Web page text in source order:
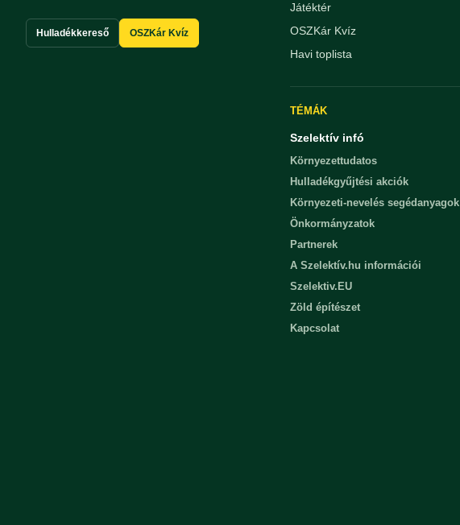
Hulladékkereső OSZKár Kvíz
Játéktér
OSZKár Kvíz
Havi toplista
TÉMÁK
Szelektív infó
Környezettudatos
Hulladékgyűjtési akciók
Környezeti-nevelés segédanyagok
Önkormányzatok
Partnerek
A Szelektív.hu információi
Szelektiv.EU
Zöld építészet
Kapcsolat